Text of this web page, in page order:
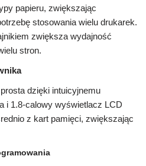
papieru, zwiększając
stosowania wielu drukarek.
zwiększa wydajność
stron.
dzięki intuicyjnemu
i 1.8-calowy wyświetlacz LCD
z kart pamięci, zwiększając